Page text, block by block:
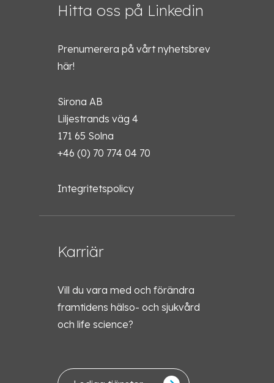
Hitta oss på Linkedin
Prenumerera på vårt nyhetsbrev
här!
Sirona AB
Liljestrands väg 4
171 65 Solna
+46 (0) 70 774 04 70
Integritetspolicy
Karriär
Vill du vara med och förändra
framtidens hälso- och sjukvård
och life science?